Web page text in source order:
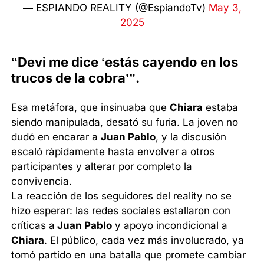
— ESPIANDO REALITY (@EspiandoTv) May 3,
2025
“Devi me dice ‘estás cayendo en los
trucos de la cobra’”.
Esa metáfora, que insinuaba queChiara estaba
siendo manipulada, desató su furia. La joven no
dudó en encarar aJuan Pablo, y la discusión
escaló rápidamente hasta envolver a otros
participantes y alterar por completo la
convivencia.
La reacción de los seguidores del reality no se
hizo esperar: las redes sociales estallaron con
críticas a Juan Pablo y apoyo incondicional a
Chiara. El público, cada vez más involucrado, ya
tomó partido en una batalla que promete cambiar